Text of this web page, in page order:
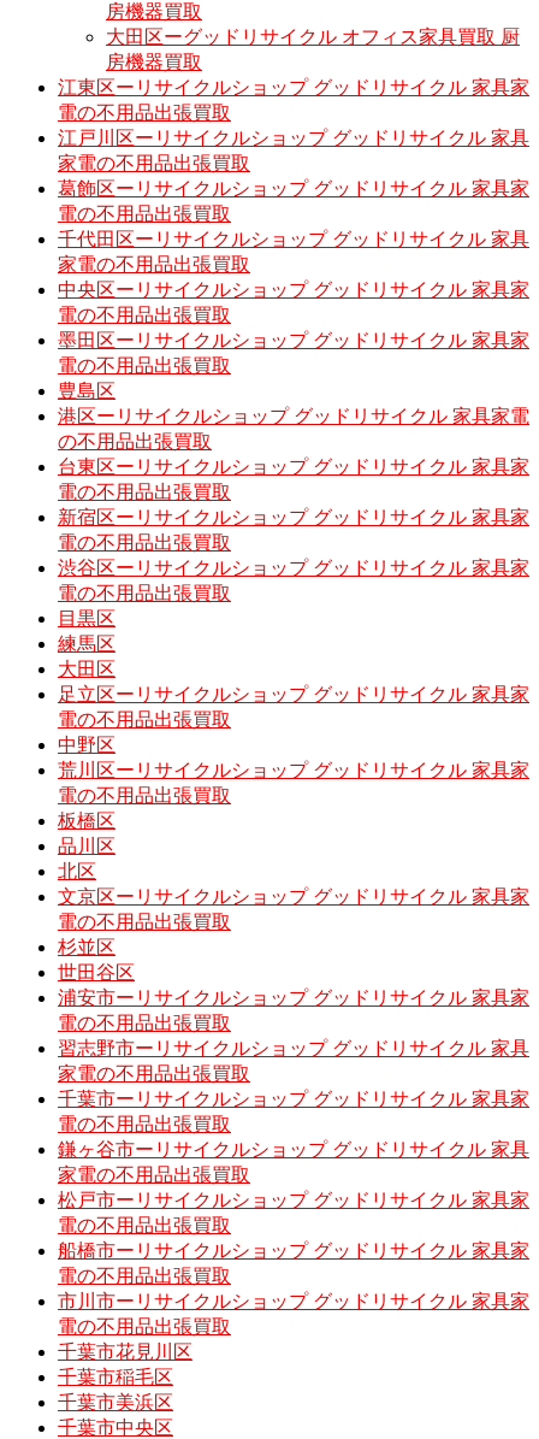
房機器買取
大田区ーグッドリサイクル オフィス家具買取 厨
房機器買取
江東区ーリサイクルショップ グッドリサイクル 家具家
電の不用品出張買取
江戸川区ーリサイクルショップ グッドリサイクル 家具
家電の不用品出張買取
葛飾区ーリサイクルショップ グッドリサイクル 家具家
電の不用品出張買取
千代田区ーリサイクルショップ グッドリサイクル 家具
家電の不用品出張買取
中央区ーリサイクルショップ グッドリサイクル 家具家
電の不用品出張買取
墨田区ーリサイクルショップ グッドリサイクル 家具家
電の不用品出張買取
豊島区
港区ーリサイクルショップ グッドリサイクル 家具家電
の不用品出張買取
台東区ーリサイクルショップ グッドリサイクル 家具家
電の不用品出張買取
新宿区ーリサイクルショップ グッドリサイクル 家具家
電の不用品出張買取
渋谷区ーリサイクルショップ グッドリサイクル 家具家
電の不用品出張買取
目黒区
練馬区
大田区
足立区ーリサイクルショップ グッドリサイクル 家具家
電の不用品出張買取
中野区
荒川区ーリサイクルショップ グッドリサイクル 家具家
電の不用品出張買取
板橋区
品川区
北区
文京区ーリサイクルショップ グッドリサイクル 家具家
電の不用品出張買取
杉並区
世田谷区
浦安市ーリサイクルショップ グッドリサイクル 家具家
電の不用品出張買取
習志野市ーリサイクルショップ グッドリサイクル 家具
家電の不用品出張買取
千葉市ーリサイクルショップ グッドリサイクル 家具家
電の不用品出張買取
鎌ヶ谷市ーリサイクルショップ グッドリサイクル 家具
家電の不用品出張買取
松戸市ーリサイクルショップ グッドリサイクル 家具家
電の不用品出張買取
船橋市ーリサイクルショップ グッドリサイクル 家具家
電の不用品出張買取
市川市ーリサイクルショップ グッドリサイクル 家具家
電の不用品出張買取
千葉市花見川区
千葉市稲毛区
千葉市美浜区
千葉市中央区